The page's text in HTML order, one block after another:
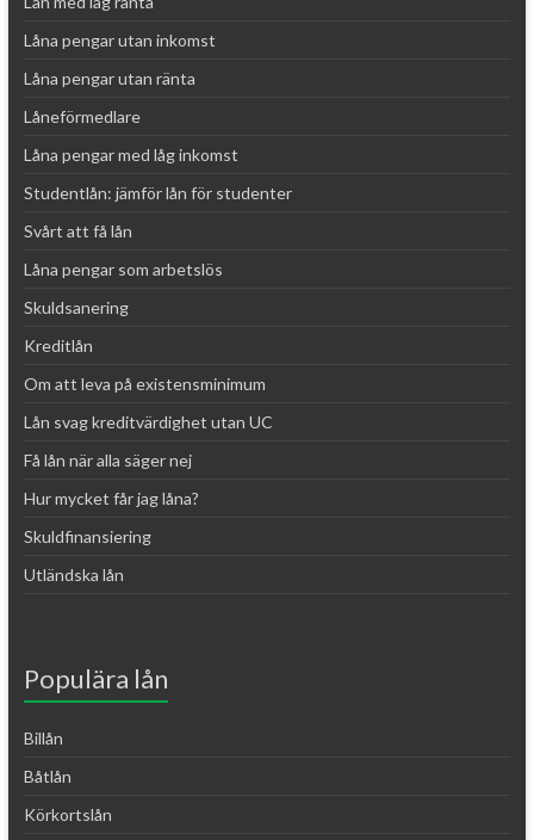
Låna pengar utan inkomst
Låna pengar utan ränta
Låneförmedlare
Låna pengar med låg inkomst
Studentlån: jämför lån för studenter
Svårt att få lån
Låna pengar som arbetslös
Skuldsanering
Kreditlån
Om att leva på existensminimum
Lån svag kreditvärdighet utan UC
Få lån när alla säger nej
Hur mycket får jag låna?
Skuldfinansiering
Utländska lån
Populära lån
Billån
Båtlån
Körkortslån